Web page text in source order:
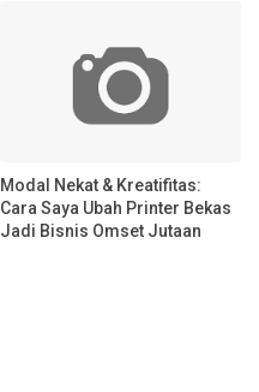
Modal Nekat & Kreatifitas:
Cara Saya Ubah Printer Bekas
Jadi Bisnis Omset Jutaan